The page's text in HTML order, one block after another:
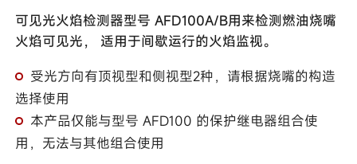
可见光火焰检测器型号 AFD100A/B用来检测燃油烧嘴
火焰可见光， 适用于间歇运行的火焰监视。
受光方向有顶视型和侧视型2种，请根据烧嘴的构造
选择使用
本产品仅能与型号 AFD100 的保护继电器组合使
用，无法与其他组合使用